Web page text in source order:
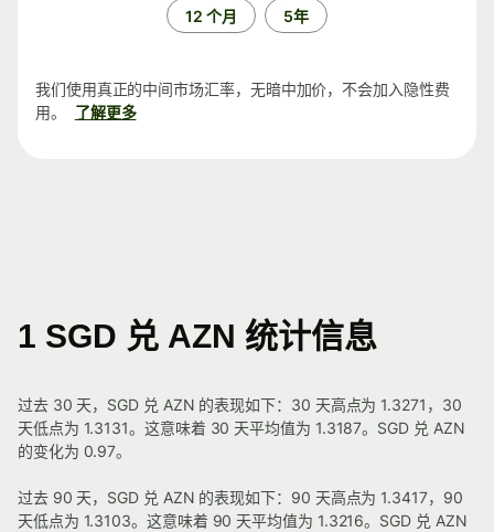
12 个月 5年
我们使用真正的中间市场汇率，无暗中加价，不会加入隐性费
用。
了解更多
1 SGD 兑 AZN 统计信息
过去 30 天，SGD 兑 AZN 的表现如下：30 天高点为 1.3271，30
天低点为 1.3131。这意味着 30 天平均值为 1.3187。SGD 兑 AZN
的变化为 0.97。
过去 90 天，SGD 兑 AZN 的表现如下：90 天高点为 1.3417，90
天低点为 1.3103。这意味着 90 天平均值为 1.3216。SGD 兑 AZN